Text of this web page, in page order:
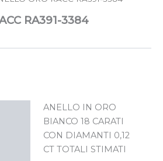
RA391-3384
ANELLO IN ORO
BIANCO 18 CARATI
CON DIAMANTI 0,12
CT TOTALI STIMATI